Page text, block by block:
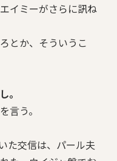
イミーがさらに訊ね
とか、そういうこ
。
言う。
た交信は、パール夫